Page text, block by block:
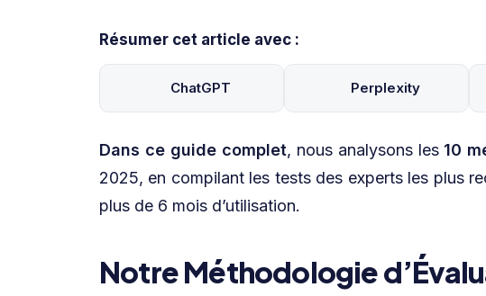
Résumer cet article avec :
ChatGPT Perplexity
Dans ce guide complet, nous analysons les 10
2025, en compilant les tests des experts les plus
plus de 6 mois d’utilisation.
Notre Méthodologie